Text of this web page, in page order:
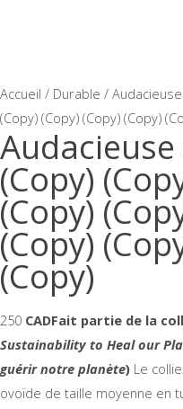
Accueil / Durable /
(Copy) (Copy) (Copy) (Copy)
(Copy)
(Copy)
(Copy)
(Copy)
250 CADFait partie de la
Sustainability to Heal our
guérir notre planète) Le
ovoïde de taille moyenne en